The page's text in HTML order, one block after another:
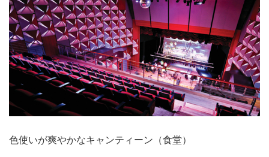
色使いが爽やかなキャンティーン（食堂）